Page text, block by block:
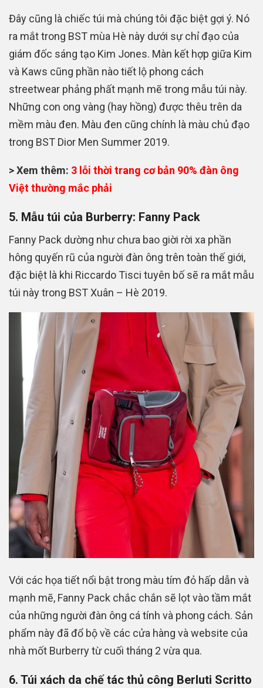
Đây cũng là chiếc túi mà chúng tôi đặc biệt gợi ý. Nó
ra mắt trong BST mùa Hè này dưới sự chỉ đạo của
giám đốc sáng tạo Kim Jones. Màn kết hợp giữa Kim
và Kaws cũng phần nào tiết lộ phong cách
streetwear phảng phất mạnh mẽ trong mẫu túi này.
Những con ong vàng (hay hồng) được thêu trên da
mềm màu đen. Màu đen cũng chính là màu chủ đạo
trong BST Dior Men Summer 2019.
> Xem thêm: 3 lỗi thời trang cơ bản 90% đàn ông
Việt thường mắc phải
5. Mẫu túi của Burberry: Fanny Pack
Fanny Pack dường như chưa bao giời rời xa phần
hông quyến rũ của người đàn ông trên toàn thế giới,
đặc biệt là khi Riccardo Tisci tuyên bố sẽ ra mắt mẫu
túi này trong BST Xuân – Hè 2019.
Với các họa tiết nổi bật trong màu tím đỏ hấp dẫn và
mạnh mẽ, Fanny Pack chắc chắn sẽ lọt vào tầm mắt
của những người đàn ông cá tính và phong cách. Sản
phẩm này đã đổ bộ về các cửa hàng và website của
nhà mốt Burberry từ cuối tháng 2 vừa qua.
6. Túi xách da chế tác thủ công Berluti Scritto